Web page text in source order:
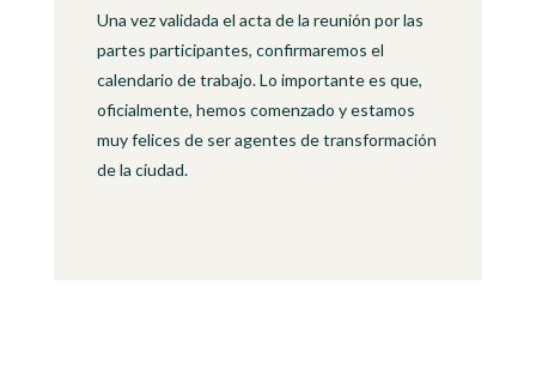
Una vez validada el acta de la reunión por las
partes participantes, confirmaremos el
calendario de trabajo. Lo importante es que,
oficialmente, hemos comenzado y estamos
muy felices de ser agentes de transformación
de la ciudad.